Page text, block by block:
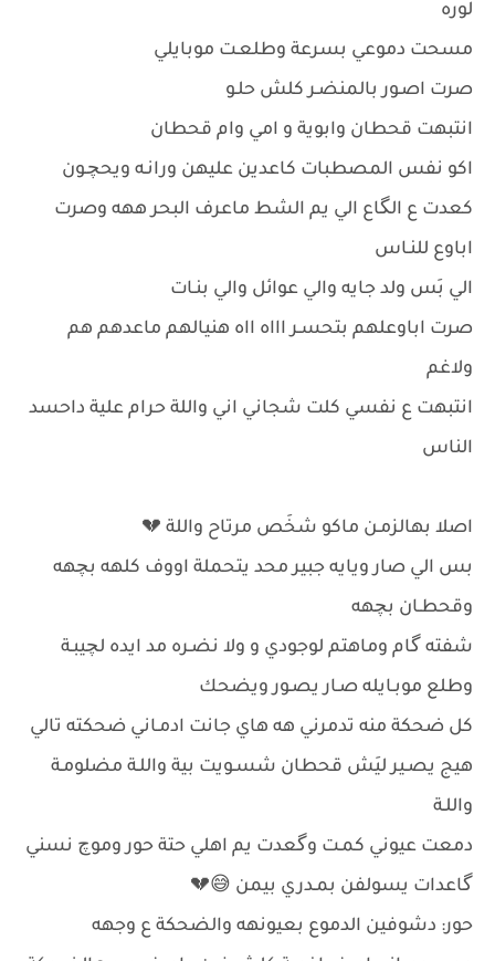
لوره
مسحت دموعي بسرعة وطلعـت موبايلي
صرت اصـور بالمنضـر كلش حلـو
انتبهت قحطان وابوية و امي وام قحطان
اكو نفس المصطبات كاعدين عليهن ورانـه ويحچـون
كعدت ع الگاع الي يم الشط ماعرف البحر ههه وصرت
اباوع للنـاس
الي بَس ولد جايه والي عوائل والي بنـات
صرت اباوعلهم بتحسـر اااه ااه هنيالهم ماعدهم هم
ولاغم
انتبهت ع نفسي كلت شجاني اني واللة حرام علية داحسد
الناس
اصلا بهالزمـن ماكو شخَص مرتاح واللة 💔
بس الي صار ويايه جبير محد يتحملة اووف كلهه بچهه
وقحطـان بچهه
شفته گام وماهتم لوجودي و ولا نضـره مد ايده لچيبـة
وطلع موبـايله صـار يصـور ويضحك
كل ضحكة منه تدمرني هه هاي جانت ادمـاني ضحكته تالي
هيج يصـير ليَش قحطان شسـويت بية واللـة مضلومـة
واللـة
دمعت عيوني كمـت وگعدت يم اهلي حتة حور وموچ نسني
گاعدات يسولفن بمـدري بيمن 😅💔
حور: دشوفين الدموع بعيونهه والضحكة ع وجهه